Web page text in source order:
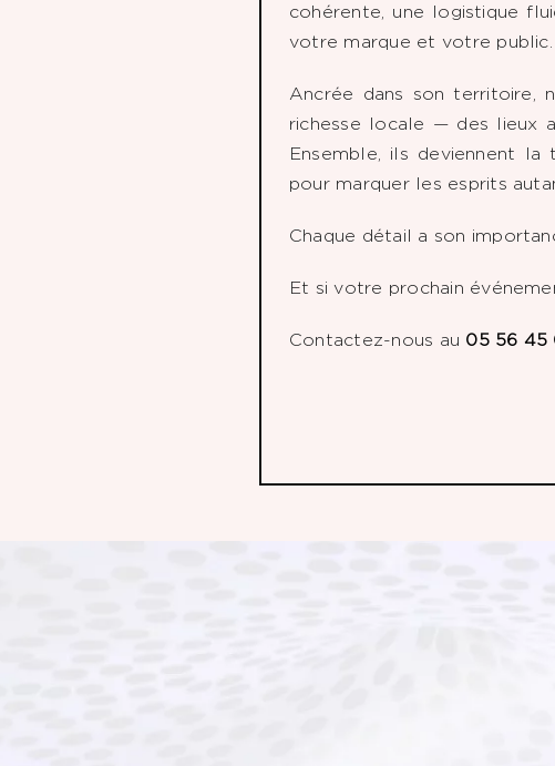
cohérente, une logistique
votre marque et votre public.
Ancrée dans son territoire,
richesse locale — des lieux
Ensemble, ils deviennent la
pour marquer les esprits
Chaque détail a son
Et si votre prochain
Contactez-nous au 05 56 45